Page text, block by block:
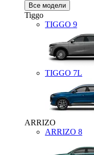
Все модели
Tiggo
TIGGO 9
TIGGO 7L
ARRIZO
ARRIZO 8